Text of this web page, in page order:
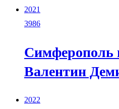
2021
3986
Симферополь
Валентин
2022